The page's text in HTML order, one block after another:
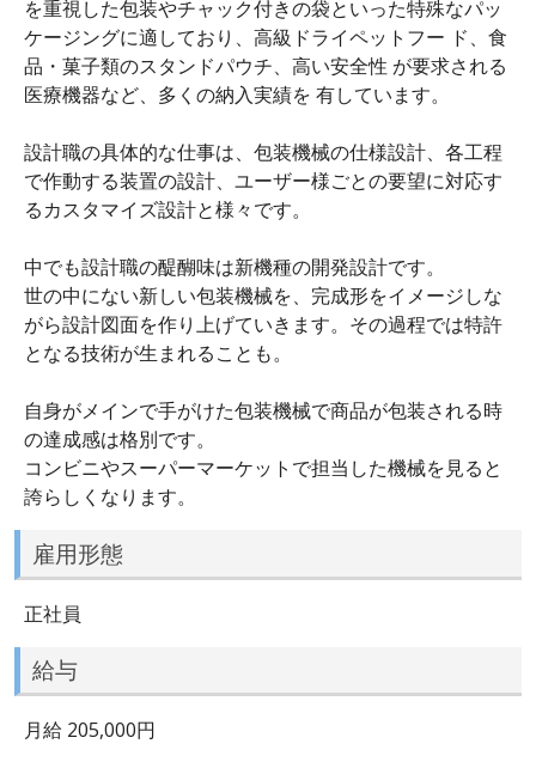
を重視した包装やチャック付きの袋といった特殊なパッ
ケージングに適しており、高級ドライペットフー ド、食
品・菓子類のスタンドパウチ、高い安全性 が要求される
医療機器など、多くの納入実績を 有しています。
設計職の具体的な仕事は、包装機械の仕様設計、各工程
で作動する装置の設計、ユーザー様ごとの要望に対応す
るカスタマイズ設計と様々です。
中でも設計職の醍醐味は新機種の開発設計です。
世の中にない新しい包装機械を、完成形をイメージしな
がら設計図面を作り上げていきます。その過程では特許
となる技術が生まれることも。
自身がメインで手がけた包装機械で商品が包装される時
の達成感は格別です。
コンビニやスーパーマーケットで担当した機械を見ると
誇らしくなります。
雇用形態
正社員
給与
月給 205,000円